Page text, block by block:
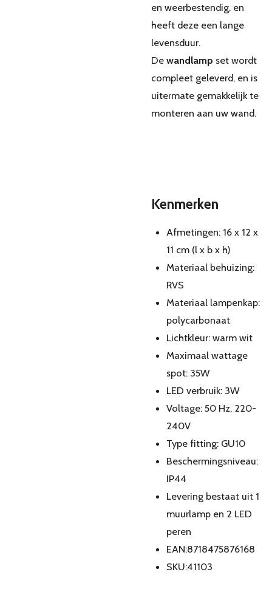
en weerbestendig, en
heeft deze een lange
levensduur.
De wandlamp set wordt
compleet geleverd, en is
uitermate gemakkelijk te
monteren aan uw wand.
Kenmerken
Afmetingen: 16 x 12 x
11 cm (l x b x h)
Materiaal behuizing:
RVS
Materiaal lampenkap:
polycarbonaat
Lichtkleur: warm wit
Maximaal wattage
spot: 35W
LED verbruik: 3W
Voltage: 50 Hz, 220-
240V
Type fitting: GU10
Beschermingsniveau:
IP44
Levering bestaat uit 1
muurlamp en 2 LED
peren
EAN:8718475876168
SKU:41103